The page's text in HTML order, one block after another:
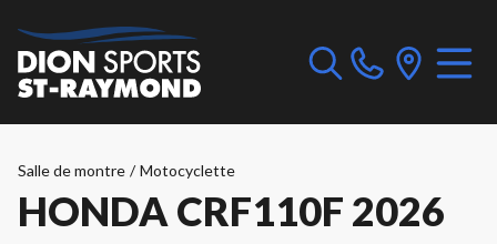
Salle de montre / Motocyclette
HONDA CRF110F 2026